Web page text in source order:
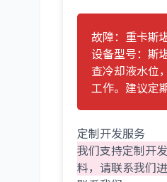
故障：重卡斯
设备型号：斯
查冷却液水位
工作。建议定
定制开发服务
我们支持定制开
料，请联系我们